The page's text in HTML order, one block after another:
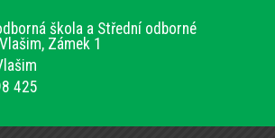
škola a Střední odborné
Zámek 1
425